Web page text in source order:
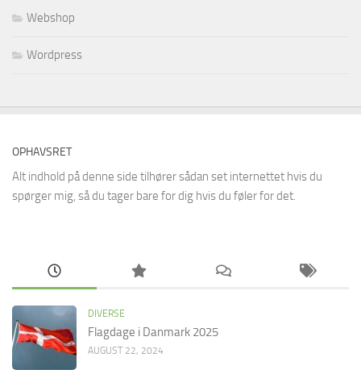
Webshop
Wordpress
OPHAVSRET
Alt indhold på denne side tilhører sådan set internettet hvis du
spørger mig, så du tager bare for dig hvis du føler for det.
DIVERSE
Flagdage i Danmark 2025
AUGUST 22, 2024